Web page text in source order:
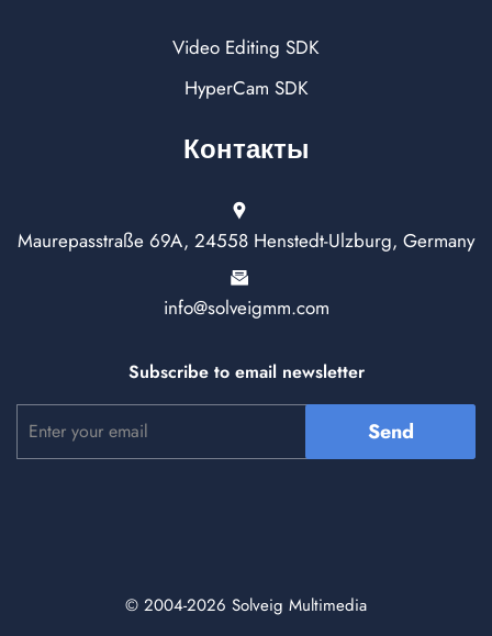
Video Editing SDK
HyperCam SDK
Контакты
Maurepasstraße 69A, 24558 Henstedt-Ulzburg, Germany
info@solveigmm.com
Subscribe to email newsletter
Send
© 2004-2026 Solveig Multimedia